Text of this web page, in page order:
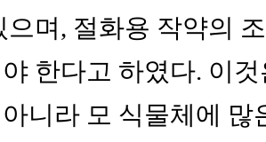
으며, 절화용 작약의
한다고 하였다. 이
니라 모 식물체에